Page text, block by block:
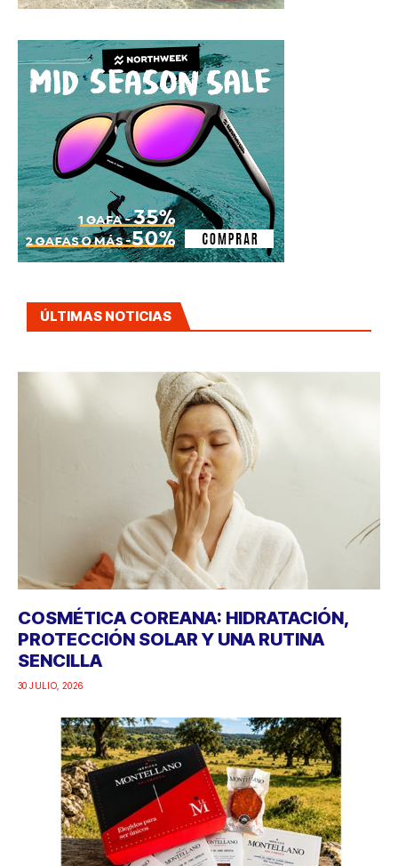
ÚLTIMAS NOTICIAS
COSMÉTICA COREANA: HIDRATACIÓN,
PROTECCIÓN SOLAR Y UNA RUTINA
SENCILLA
30 JULIO, 2026